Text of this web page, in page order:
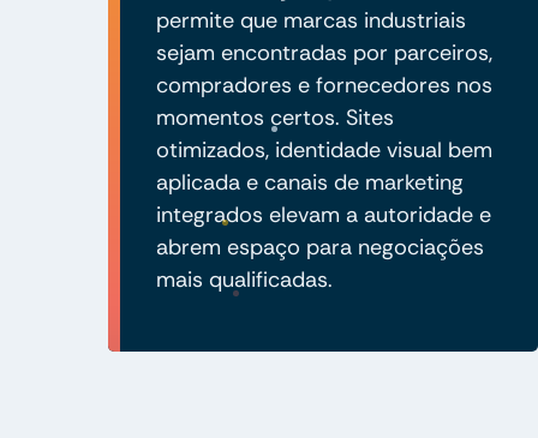
permite que marcas industriais
sejam encontradas por parceiros,
compradores e fornecedores nos
momentos certos. Sites
otimizados, identidade visual bem
aplicada e canais de marketing
integrados elevam a autoridade e
abrem espaço para negociações
mais qualificadas.